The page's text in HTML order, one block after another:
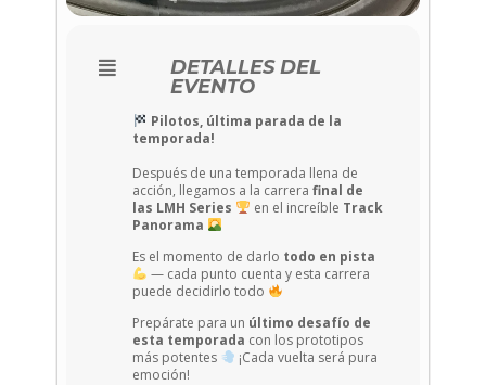
DETALLES DEL
EVENTO
Pilotos, última parada de la
temporada!
Después de una temporada llena de
acción, llegamos a la carrera final de
las LMH Series
en el increíble Track
Panorama
Es el momento de darlo todo en pista
— cada punto cuenta y esta carrera
puede decidirlo todo
Prepárate para un último desafío de
esta temporada con los prototipos
más potentes
¡Cada vuelta será pura
emoción!